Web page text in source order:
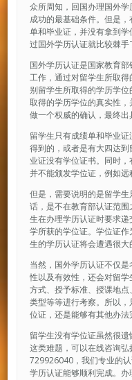
众所周知，回国办理国外
成功的最基础条件。但是
单和毕业证，并没有拿到
过国外学历认证就比较棘手
国外学历认证是国家教育
工作，通过对留学生所取
别留学生所取得的学历学
取得的学历学位的真实性
做一个权威的确认，最终出
留学生只有成绩单和毕业
得到的，或者是有大四达
业证没有学位证书。同时，
并不能颁发学位证，例如远
但是，需要说明的是留学
话，是不在教育部认证范
生在办理学历认证时要求
学所获的学位证。学位证
生的学历认证将会遭遇很大
当然，国外学历认证不仅
性以及有效性，还会对留
方式、授予标准、授课地
类型等等进行考察。所以
位证，还是能够有其他办法
留学生没有学位证虽然很
这类难题，可以在线咨询
729926040，我们专业的
学历认证能够顺利完成。